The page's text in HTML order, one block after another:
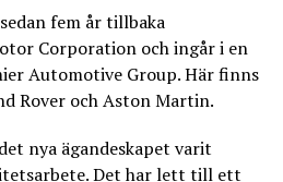
fem år tillbaka
Corporation och ingår i en
Automotive Group. Här finns
Rover och Aston Martin.
nya ägandeskapet varit
Det har lett till ett